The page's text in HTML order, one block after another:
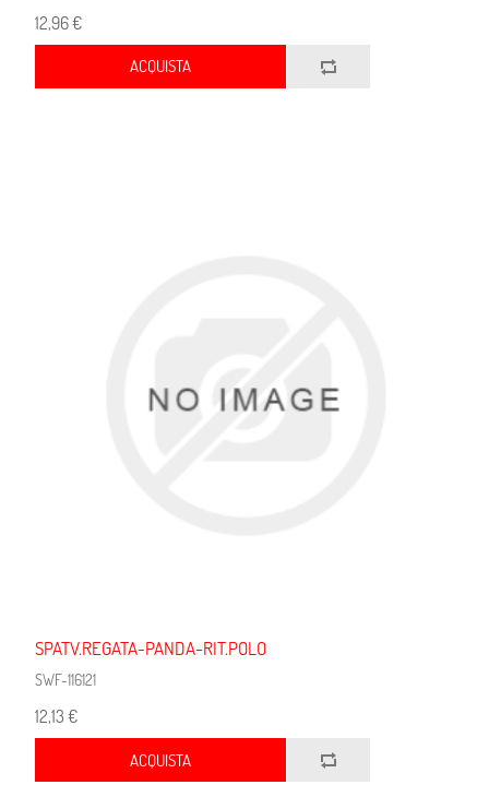
12,96 €
ACQUISTA
SPATV.REGATA-PANDA-RIT.POLO
SWF-116121
12,13 €
ACQUISTA